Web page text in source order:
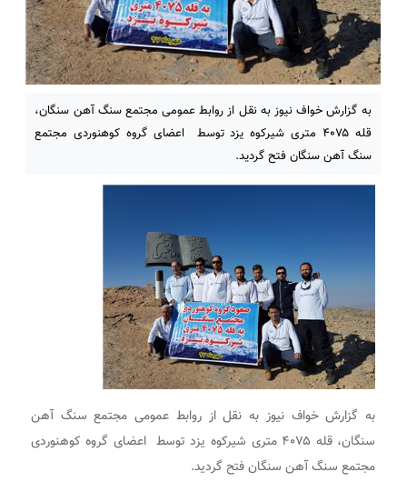
به گزارش خواف نیوز به نقل از روابط عمومی مجتمع سنگ آهن سنگان،
قله ۴۰۷۵ متری شیرکوه یزد توسط اعضای گروه کوهنوردی مجتمع
سنگ آهن سنگان فتح گردید.
به گزارش خواف نیوز به نقل از روابط عمومی مجتمع سنگ آهن
سنگان، قله ۴۰۷۵ متری شیرکوه یزد توسط اعضای گروه کوهنوردی
مجتمع سنگ آهن سنگان فتح گردید.